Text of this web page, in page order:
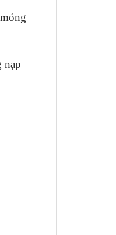
nạp